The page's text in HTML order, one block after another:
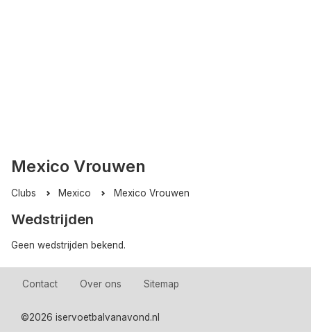
Mexico Vrouwen
Clubs Mexico Mexico Vrouwen
Wedstrijden
Geen wedstrijden bekend.
Contact Over ons Sitemap
©2026 iservoetbalvanavond.nl